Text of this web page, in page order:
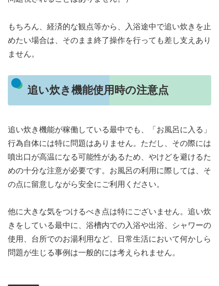
もちろん、経済的な観点等から、入浴途中で追い炊きを止
めたい場合は、そのまま終了操作を行っても差し支えあり
ません。
追い炊き機能使用時の注意点
追い炊き機能が稼働している最中でも、「お風呂に入る」
行為自体には特に問題はありません。ただし、その際には
噴出口が高温になる可能性があるため、やけどを避けるた
めの十分な注意が必要です。お風呂の利用に際しては、そ
の点に留意しながら安全にご利用ください。
他に大きな気をつけるべき点は特にございません。追い炊
きをしている最中に、浴槽内での入浴や出浴、シャワーの
使用、台所でのお湯利用など、日常生活において何かしら
問題が生じる事例は一般的には考えられません。